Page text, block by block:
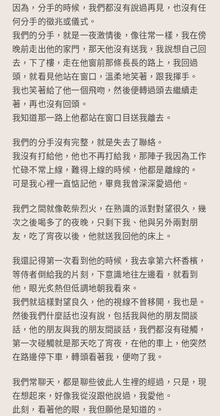
因為，分手的時候，我們都沒有說過再見，也沒有任
何分手的徵兆或儀式。
我們的分手，就是一夜激情後，像往常一樣，我在傍
晚前走出他的家門，那天他沒有送我，我說想自己回
去，下了樓，走在他窗前那條長長的路上，我回過
頭，就看見他站在窗口，溫柔地笑著，跟我揮手。
我也笑著給了他一個飛吻，然後便轉過頭去繼續走
著，再也沒有回頭。
我知道那一路上他都站在窗口目送我離去。
我們的分手沒有完整，就是失去了聯絡。
我沒有打給他，他也不再打給我，那陣子我因為工作
忙碌不常上線，難得上線的時候，他都是離線的。
可是我心裡一直惦記他，畢竟我曾深深愛過他。
我們之間就像乾柴烈火，在熟識的派對對望很久，幾
次之後喝多了的夜晚，只剩下我、他與另外兩對朋
友，吃了宵夜以後，他就送我回他的床上。
我還記得第一次看到他的時候，我去拿第六杯香檳，
等侍者倒給我的片刻，下意識地往左邊看，就看到
他，眼光炙熱但低調地朝我看來。
我們就這樣對望良久，他的視線不曾移開，我也是。
然後我們什麼話也沒有說，包括我與他的朋友間談
話，他的朋友與我的朋友間談話，我們都沒有碰觸，
第一次碰觸就是那天吃了宵夜，在他的車上，他突然
在路邊停下車，轉頭看著我，便吻了我。
我們常聊天，都是聊些彼此人生裡的經過，只是，現
在想起來，好像我從沒跟他說過，我愛他。
此刻，看著他的眼，我但願他是知道的。